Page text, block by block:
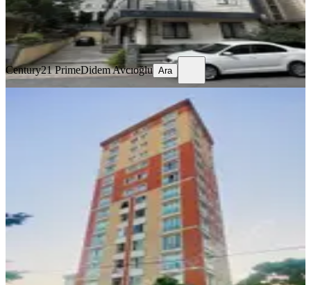
Century21 Prime Didem Avcıoğlu
Ara
Century21 PrimeDidem Avcıoğlu Ara
Ümraniye Armağan Evlerde
Manzaralı, Kapalı Mutfaklı 1+1
Satılık
Ümraniye, Armağanevler Mahallesi
1+1· 75 m²·14. Kat· 05.08.2026
5.500.000 ₺
CENTURY21 PERFECTErgün Özdemir